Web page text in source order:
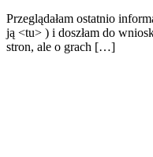
Przeglądałam ostatnio
ją <tu> ) i doszłam do
stron, ale o grach […]